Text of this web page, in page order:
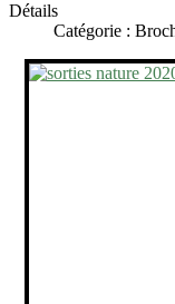
Détails
Catégorie :